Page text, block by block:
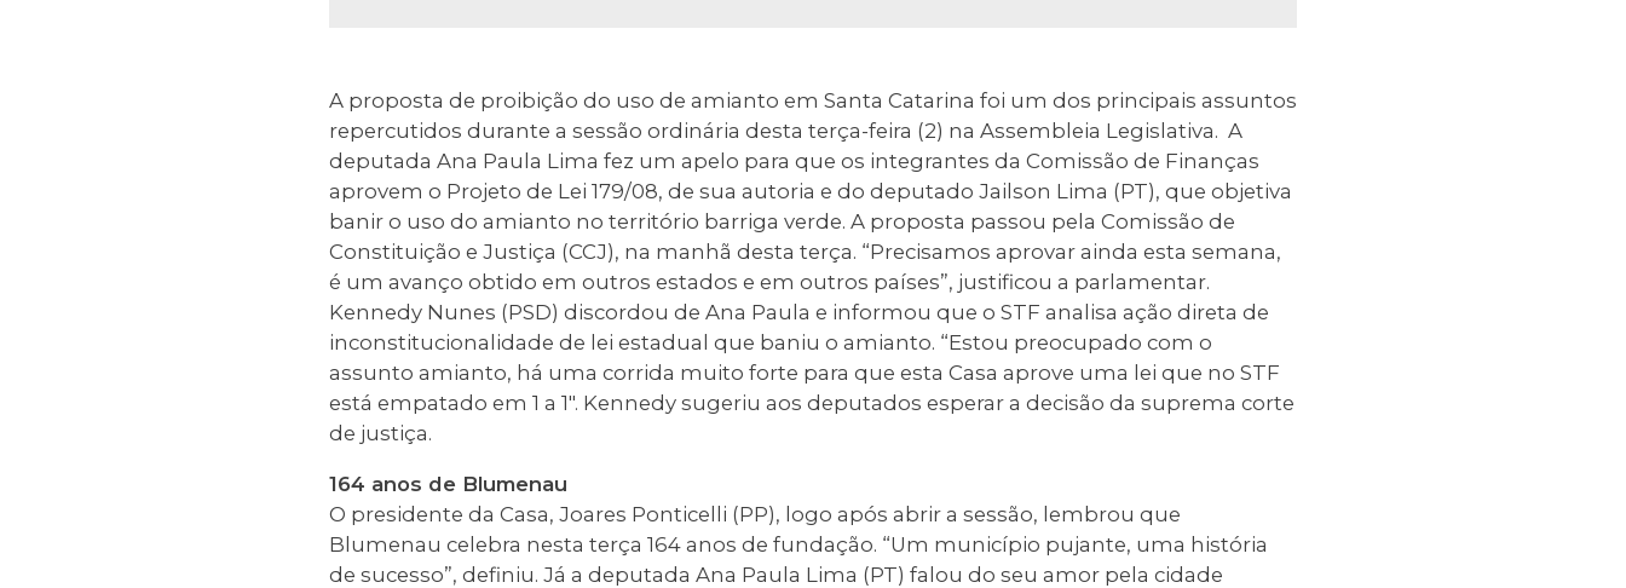
A proposta de proibição do uso de amianto em Santa Catarina foi um dos principais assuntos
repercutidos durante a sessão ordinária desta terça-feira (2) na Assembleia Legislativa. A
deputada Ana Paula Lima fez um apelo para que os integrantes da Comissão de Finanças
aprovem o Projeto de Lei 179/08, de sua autoria e do deputado Jailson Lima (PT), que objetiva
banir o uso do amianto no território barriga verde. A proposta passou pela Comissão de
Constituição e Justiça (CCJ), na manhã desta terça. “Precisamos aprovar ainda esta semana,
é um avanço obtido em outros estados e em outros países”, justificou a parlamentar.
Kennedy Nunes (PSD) discordou de Ana Paula e informou que o STF analisa ação direta de
inconstitucionalidade de lei estadual que baniu o amianto. “Estou preocupado com o
assunto amianto, há uma corrida muito forte para que esta Casa aprove uma lei que no STF
está empatado em 1 a 1". Kennedy sugeriu aos deputados esperar a decisão da suprema corte
de justiça.
164 anos de Blumenau
O presidente da Casa, Joares Ponticelli (PP), logo após abrir a sessão, lembrou que
Blumenau celebra nesta terça 164 anos de fundação. “Um município pujante, uma história
de sucesso”, definiu. Já a deputada Ana Paula Lima (PT) falou do seu amor pela cidade